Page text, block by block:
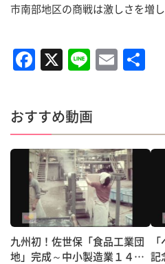
市南部地区の商戦は激しさを増し
F
a
c
e
b
o
o
k
X Li
n
e
E
m
l
おすすめ動画
九州初！佐世保「食品工業団
地」完成～中小製造業１４社 記